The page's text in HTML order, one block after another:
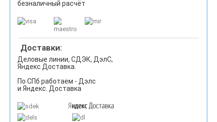
безналичный расчёт
Доставки:
Деловые линии, СДЭК, ДэлС,
Яндекс.Доставка.
По СПб работаем - Дэлс
и Яндекс. Доставка